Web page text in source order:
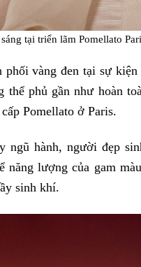
tại triển lãm Pomellato
phối vàng đen tại sự
phủ gần như hoàn
Pomellato ở Paris.
ngũ hành, người đẹp
năng lượng của gam
sinh khí.